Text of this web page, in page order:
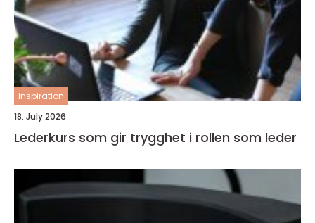
inspiration
18. July 2026
Lederkurs som gir trygghet i rollen som leder